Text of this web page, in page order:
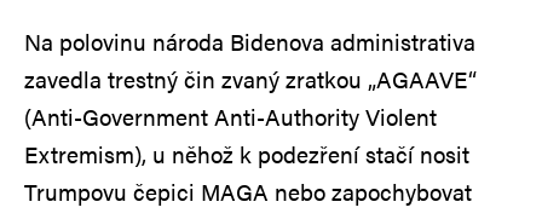
Na polovinu národa Bidenova administrativa
zavedla trestný čin zvaný zratkou „AGAAVE“
(Anti-Government Anti-Authority Violent
Extremism), u něhož k podezření stačí nosit
Trumpovu čepici MAGA nebo zapochybovat